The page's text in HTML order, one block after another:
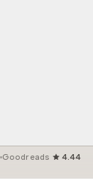
Goodreads 4.44